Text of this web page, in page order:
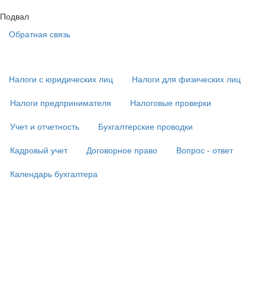
Подвал
Обратная связь
подвале)
Налоги с юридических лиц
Налоги для физических лиц
Налоги предпринимателя
Налоговые проверки
Учет и отчетность
Бухгалтерские проводки
Кадровый учет
Договорное право
Вопрос - ответ
Календарь бухгалтера